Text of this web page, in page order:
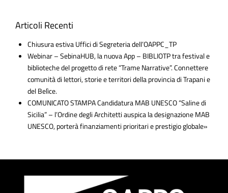
Articoli Recenti
Chiusura estiva Uffici di Segreteria dell’OAPPC_TP
Webinar – SebinaHUB, la nuova App – BIBLIOTP tra festival e
biblioteche del progetto di rete “Trame Narrative”. Connettere
comunità di lettori, storie e territori della provincia di Trapani e
del Belìce.
COMUNICATO STAMPA Candidatura MAB UNESCO “Saline di
Sicilia” – l’Ordine degli Architetti auspica la designazione MAB
UNESCO, porterà finanziamenti prioritari e prestigio globale»